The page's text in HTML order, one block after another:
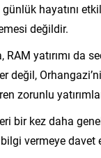
hayatını
değildir.
yatırımı da
değil,
zorunlu
bir kez daha
vermeye davet